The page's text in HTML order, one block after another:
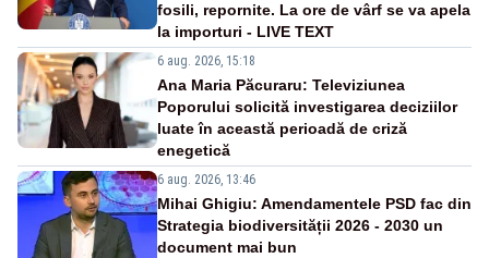
fosili, repornite. La ore de vârf se va apela
la importuri - LIVE TEXT
6 aug. 2026, 15:18
Ana Maria Păcuraru: Televiziunea
Poporului solicită investigarea deciziilor
luate în această perioadă de criză
enegetică
6 aug. 2026, 13:46
Mihai Ghigiu: Amendamentele PSD fac din
Strategia biodiversității 2026 - 2030 un
document mai bun